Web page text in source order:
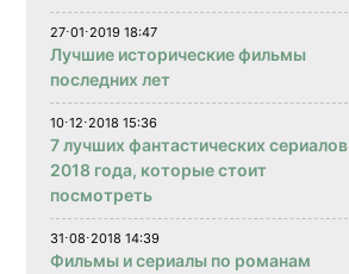
27⋅01⋅2019 18:47
Лучшие исторические фильмы
последних лет
10⋅12⋅2018 15:36
7 лучших фантастических сериалов
2018 года, которые стоит
посмотреть
31⋅08⋅2018 14:39
Фильмы и сериалы по романам